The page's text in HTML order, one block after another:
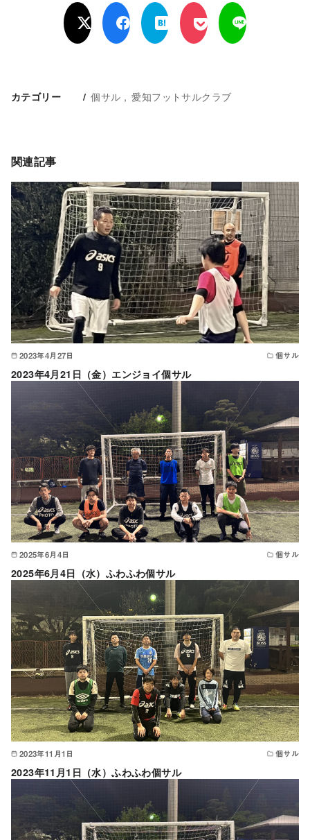
カテゴリー 個サル 愛知フットサルクラブ
関連記事
2023年4月27日 個サル
2023年4月21日（金）エンジョイ個サル
2025年6月4日 個サル
2025年6月4日（水）ふわふわ個サル
2023年11月1日 個サル
2023年11月1日（水）ふわふわ個サル